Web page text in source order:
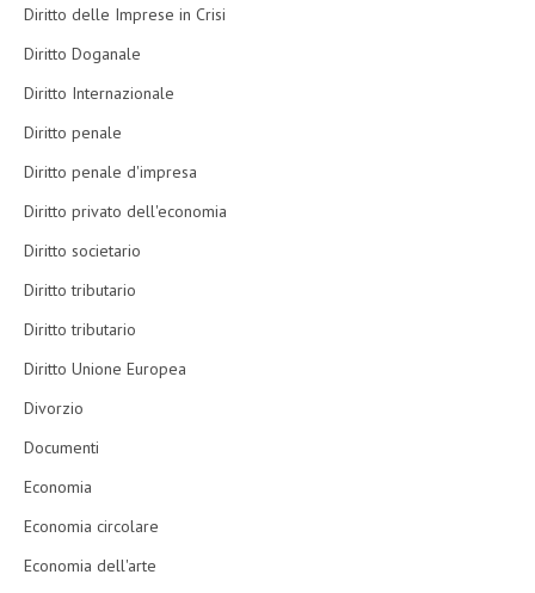
Diritto delle Imprese in Crisi
Diritto Doganale
Diritto Internazionale
Diritto penale
Diritto penale d'impresa
Diritto privato dell'economia
Diritto societario
Diritto tributario
Diritto tributario
Diritto Unione Europea
Divorzio
Documenti
Economia
Economia circolare
Economia dell'arte